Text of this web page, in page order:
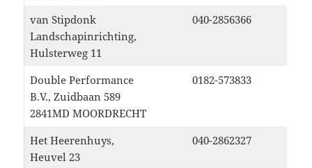
van Stipdonk
Landschapinrichting,
Hulsterweg 11
040-2856366
Double Performance
B.V., Zuidbaan 589
2841MD MOORDRECHT
0182-573833
Het Heerenhuys,
Heuvel 23
040-2862327